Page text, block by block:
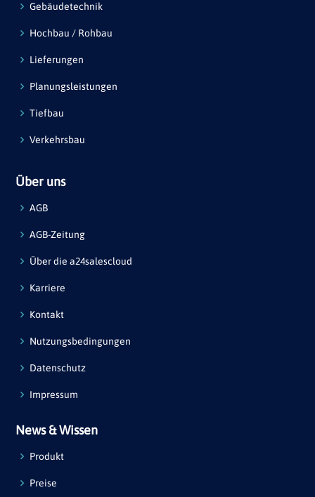
Gebäudetechnik
Hochbau / Rohbau
Lieferungen
Planungsleistungen
Tiefbau
Verkehrsbau
Über uns
AGB
AGB-Zeitung
Über die a24salescloud
Karriere
Kontakt
Nutzungsbedingungen
Datenschutz
Impressum
News & Wissen
Produkt
Preise